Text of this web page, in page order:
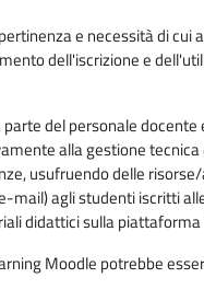
e necessità di
dell'iscrizione e
del personale
alla gestione
usufruendo delle
mail) agli studenti iscritti
didattici sulla piattaforma
Moodle potrebbe